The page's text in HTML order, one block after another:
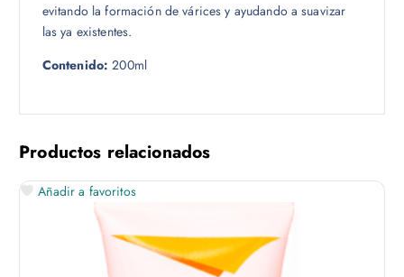
evitando la formación de várices y ayudando a suavizar
las ya existentes.
Contenido:200ml
Productos relacionados
Añadir a favoritos